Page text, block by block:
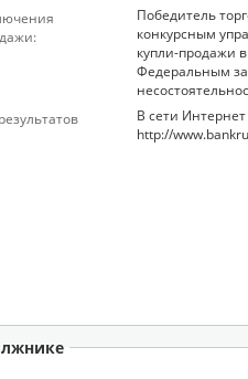
Победитель
конкурсным
купли-продажи
Федеральным
В сети
http://